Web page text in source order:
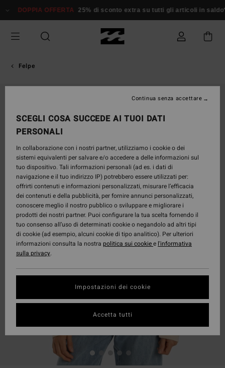
alle
prodotto
DOPPIA OFFERTA 25% di sconto extra su tutti gli articoli in saldo*
Felpe
SCEGLI COSA SUCCEDE AI TUOI DATI
PERSONALI
In collaborazione con i nostri partner, utilizziamo i cookie o dei
sistemi equivalenti per salvare e/o accedere a delle informazioni sul
tuo dispositivo. Tali informazioni personali (ad es. i dati di
navigazione e il tuo indirizzo IP) potrebbero essere utilizzati per:
offrirti contenuti e informazioni personalizzati, misurare l’efficacia
dei contenuti e della pubblicità, per fornire annunci personalizzati,
conoscere meglio il nostro pubblico o sviluppare e migliorare i
prodotti dei nostri partner. Puoi configurare la tua scelta fornendo il
tuo consenso all’uso di determinati cookie o negandolo ad altri tipi
di cookie (ad esempio, alcuni cookie di tipo analitico). Per ulteriori
informazioni consulta la nostra politica sui cookiee l'informativa
sulla privacy.
Impostazioni dei cookie
Continua senza accettare
Accetta tutti